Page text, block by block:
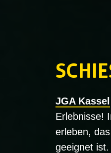
JGA Kassel
Erlebnisse!
erleben,
geeignet